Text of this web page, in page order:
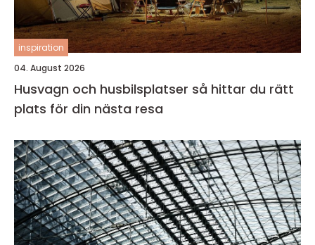
inspiration
04. August 2026
Husvagn och husbilsplatser så hittar du rätt
plats för din nästa resa